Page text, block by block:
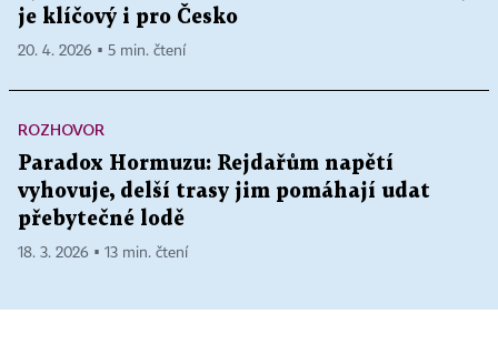
je klíčový i pro Česko
20. 4. 2026 ▪ 5 min. čtení
ROZHOVOR
Paradox Hormuzu: Rejdařům napětí
vyhovuje, delší trasy jim pomáhají udat
přebytečné lodě
18. 3. 2026 ▪ 13 min. čtení